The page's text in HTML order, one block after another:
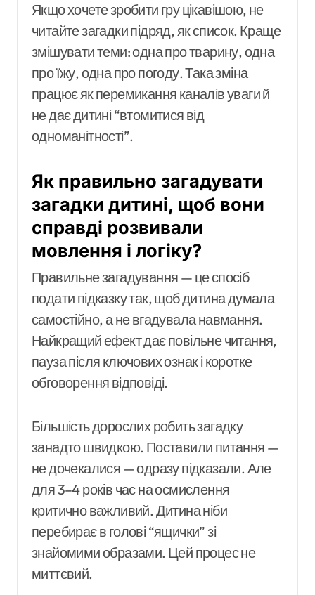
Якщо хочете зробити гру цікавішою, не
читайте загадки підряд, як список. Краще
змішувати теми: одна про тварину, одна
про їжу, одна про погоду. Така зміна
працює як перемикання каналів уваги й
не дає дитині “втомитися від
одноманітності”.
Як правильно загадувати
загадки дитині, щоб вони
справді розвивали
мовлення і логіку?
Правильне загадування — це спосіб
подати підказку так, щоб дитина думала
самостійно, а не вгадувала навмання.
Найкращий ефект дає повільне читання,
пауза після ключових ознак і коротке
обговорення відповіді.
Більшість дорослих робить загадку
занадто швидкою. Поставили питання —
не дочекалися — одразу підказали. Але
для 3–4 років час на осмислення
критично важливий. Дитина ніби
перебирає в голові “ящички” зі
знайомими образами. Цей процес не
миттєвий.